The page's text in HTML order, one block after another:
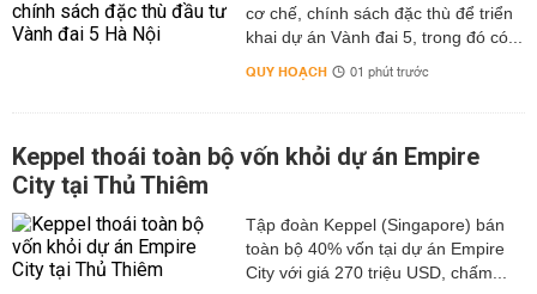
cơ chế, chính sách đặc thù để triển
khai dự án Vành đai 5, trong đó có...
QUY HOẠCH 01 phút trước
Keppel thoái toàn bộ vốn khỏi dự án Empire
City tại Thủ Thiêm
Tập đoàn Keppel (Singapore) bán
toàn bộ 40% vốn tại dự án Empire
City với giá 270 triệu USD, chấm...